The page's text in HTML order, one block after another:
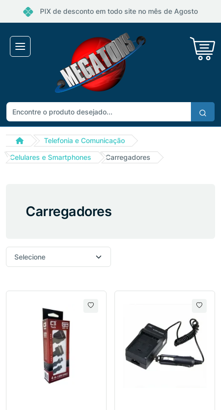
PIX de desconto em todo site no mês de Agosto
Telefonia e Comunicação
Celulares e Smartphones
Carregadores
Carregadores
Receba ofertas e descontos exclusivos
Não gosto de promoções!